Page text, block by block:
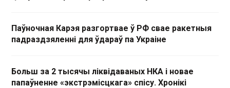
Паўночная Карэя разгортвае ў РФ свае ракетныя
падраздзяленні для ўдараў па Украіне
Больш за 2 тысячы ліквідаваных НКА і новае
папаўненне «экстрэмісцкага» спісу. Хронікі